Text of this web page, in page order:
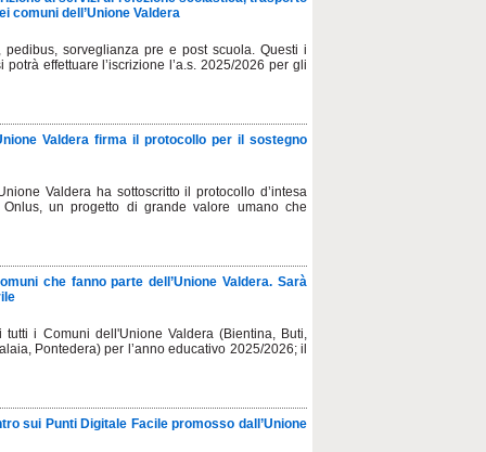
comuni dell’Unione Valdera
sorveglianza pre e post scuola. Questi i
effettuare l’iscrizione l’a.s. 2025/2026 per gli
Valdera firma il protocollo per il sostegno
Valdera ha sottoscritto il protocollo d’intesa
un progetto di grande valore umano che
che fanno parte dell’Unione Valdera. Sarà
i Comuni dell'Unione Valdera (Bientina, Buti,
Pontedera) per l’anno educativo 2025/2026; il
sui Punti Digitale Facile promosso dall’Unione